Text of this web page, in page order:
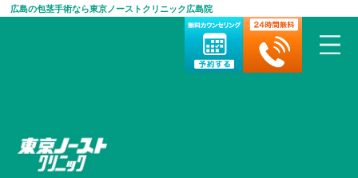
広島の包茎手術なら東京ノーストクリニック広島院
HOME>包茎手術・治療について